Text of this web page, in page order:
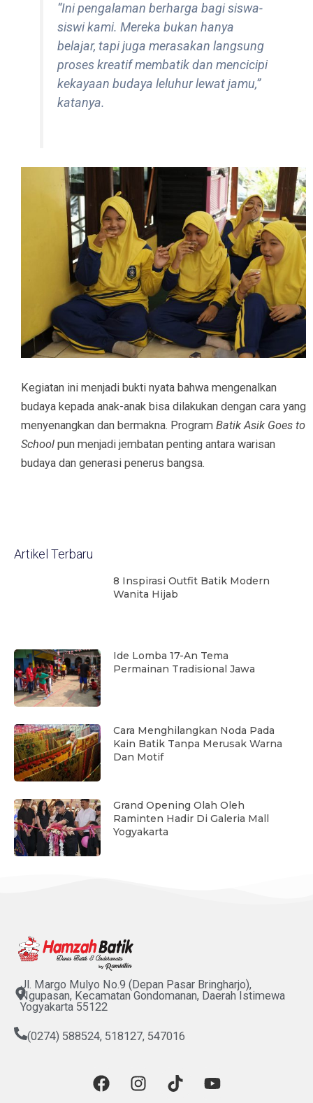
“Ini pengalaman berharga bagi siswa-
siswi kami. Mereka bukan hanya
belajar, tapi juga merasakan langsung
proses kreatif membatik dan mencicipi
kekayaan budaya leluhur lewat jamu,”
katanya.
Kegiatan ini menjadi bukti nyata bahwa mengenalkan
budaya kepada anak-anak bisa dilakukan dengan cara yang
menyenangkan dan bermakna. Program Batik Asik Goes to
School pun menjadi jembatan penting antara warisan
budaya dan generasi penerus bangsa.
Artikel Terbaru
8 Inspirasi Outfit Batik Modern
Wanita Hijab
Ide Lomba 17-An Tema
Permainan Tradisional Jawa
Cara Menghilangkan Noda Pada
Kain Batik Tanpa Merusak Warna
Dan Motif
Grand Opening Olah Oleh
Raminten Hadir Di Galeria Mall
Yogyakarta
Jl. Margo Mulyo No.9 (Depan Pasar Bringharjo),
Ngupasan, Kecamatan Gondomanan, Daerah Istimewa
Yogyakarta 55122
(0274) 588524, 518127, 547016
F
a
I
n
T
i
Y
o